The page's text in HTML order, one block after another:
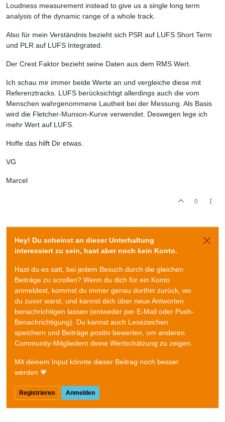
Loudness measurement instead to give us a single long term
analysis of the dynamic range of a whole track.
Also für mein Verständnis bezieht sich PSR auf LUFS Short Term
und PLR auf LUFS Integrated.
Der Crest Faktor bezieht seine Daten aus dem RMS Wert.
Ich schau mir immer beide Werte an und vergleiche diese mit
Referenztracks. LUFS berücksichtigt allerdings auch die vom
Menschen wahrgenommene Lautheit bei der Messung. Als Basis
wird die Fletcher-Munson-Kurve verwendet. Deswegen lege ich
mehr Wert auf LUFS.
Hoffe das hilft Dir etwas.
VG
Marcel
0
Hey! Du scheinst an dieser Unterhaltung
interessiert zu sein, hast aber noch kein Konto.
Hast du es satt, bei jedem Besuch durch die gleichen
Beiträge zu scrollen? Wenn du dich für ein Konto
anmeldest, kommst du immer genau dorthin zurück, wo
du zuvor warst, und kannst dich über neue Antworten
benachrichtigen lassen (entweder per E-Mail oder Push-
Benachrichtigung). Du kannst auch Lesezeichen
speichern und Beiträge positiv bewerten, um anderen
Community-Mitgliedern deine Wertschätzung zu zeigen.
Mit deinem Input könnte dieser Beitrag noch besser
werden 💗
Registrieren Anmelden